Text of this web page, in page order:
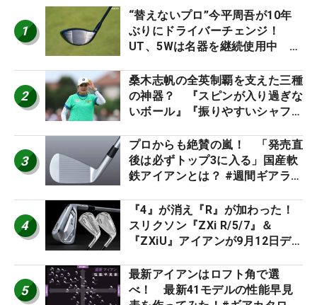
1
“替えないプロ”今平周吾が10年
ぶりにドライバーチェンジ！
UT、5Wは名器を継続使用中 #
2
桑木志帆の全英制覇を支えた三種
の神器？ 『スピンが入り過ぎな
いボール』『振りやすいシャフ
ー』 #女子プロセッティング
3
プロからも絶賛の嵐！ 「発売直
後は必ずトップ3に入る」国産軟
鉄アイアンとは？ #週間ギアラン
4
『4』が消え『R』が加わった！
スリクソン『ZXi R/5/7』＆
『ZXiU』アイアンが9月12日デ
5
最新アイアンはロフト角で選
べ！ 最新41モデルの性能早見